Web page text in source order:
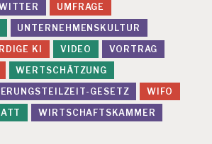
UMFRAGE
UNTERNEHMENSKULTUR
KI
VIDEO
VORTRAG
WERTSCHÄTZUNG
GESETZ
WIFO
WIRTSCHAFTSKAMMER